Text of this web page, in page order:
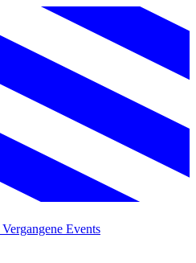
Vergangene Events